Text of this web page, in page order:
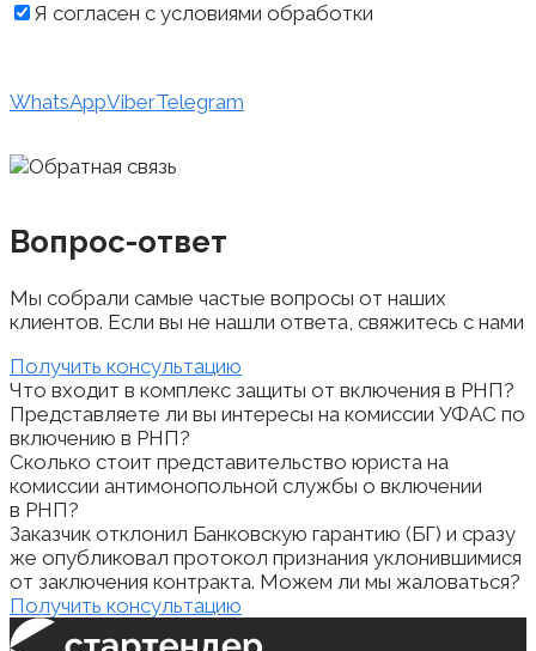
Я согласен с условиями обработки
WhatsAppViberTelegram
Вопрос-ответ
Мы собрали самые частые вопросы от наших
клиентов. Если вы не нашли ответа, свяжитесь с нами
Получить консультацию
Что входит в комплекс защиты от включения в РНП?
Представляете ли вы интересы на комиссии УФАС по
включению в РНП?
Сколько стоит представительство юриста на
комиссии антимонопольной службы о включении
в РНП?
Заказчик отклонил Банковскую гарантию (БГ) и сразу
же опубликовал протокол признания уклонившимися
от заключения контракта. Можем ли мы жаловаться?
Получить консультацию